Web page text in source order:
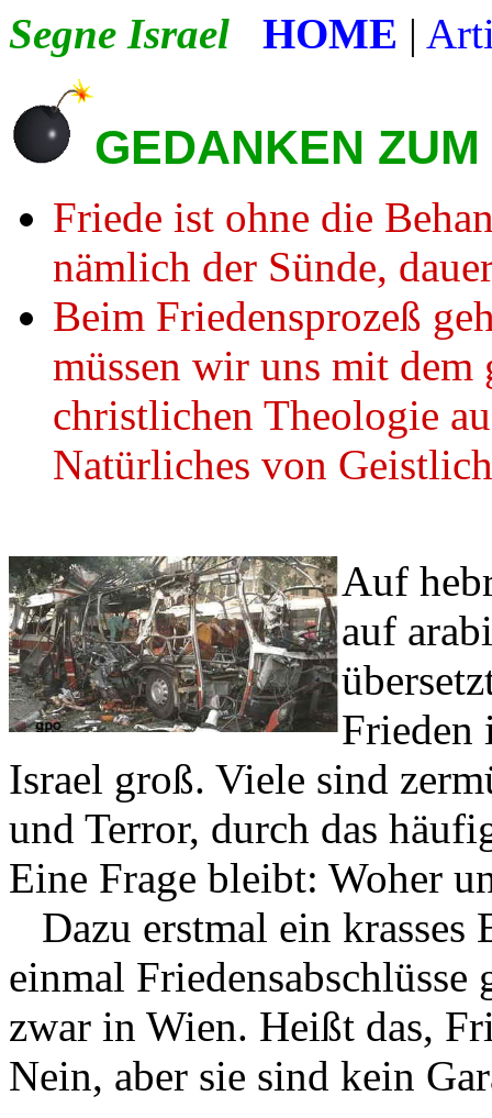
Segne Israel HOME |
GEDANKEN
Friede ist ohne die
nämlich der Sünde,
Beim Friedensprozeß
müssen wir uns mit
christlichen Theologie
Natürliches von
Auf
auf
Frieden
Israel groß. Viele sind
und Terror, durch das
Eine Frage bleibt: Woher
Dazu erstmal ein krasses
einmal
zwar in Wien. Heißt das,
Nein, aber sie sind kein